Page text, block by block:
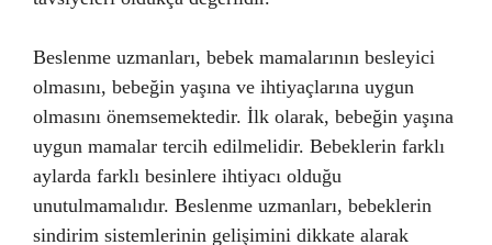
Beslenme uzmanları, bebek mamalarının besleyici
olmasını, bebeğin yaşına ve ihtiyaçlarına uygun
olmasını önemsemektedir. İlk olarak, bebeğin yaşına
uygun mamalar tercih edilmelidir. Bebeklerin farklı
aylarda farklı besinlere ihtiyacı olduğu
unutulmamalıdır. Beslenme uzmanları, bebeklerin
sindirim sistemlerinin gelişimini dikkate alarak